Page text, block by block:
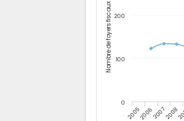
Nombre de foyers fiscaux
2005200620072008
0
100
200